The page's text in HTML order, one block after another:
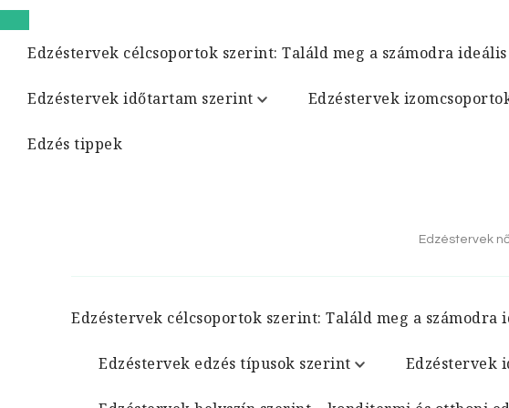
Edzéstervek célcsoportok szerint: Találd meg a számodra
Edzéstervek időtartam szerint Edzéstervek
Edzés tippek
Edzéstervek
Edzéstervek célcsoportok szerint: Találd meg a számodra
Edzéstervek edzés típusok szerint Edzéstervek